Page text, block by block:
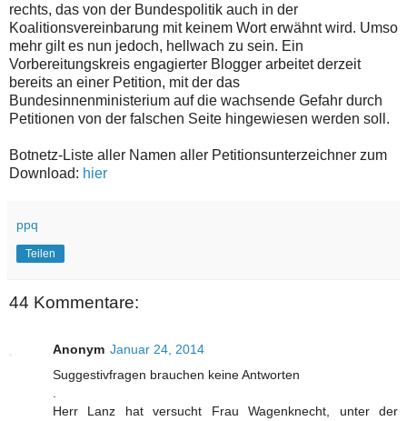
rechts, das von der Bundespolitik auch in der
Koalitionsvereinbarung mit keinem Wort erwähnt wird. Umso
mehr gilt es nun jedoch, hellwach zu sein. Ein
Vorbereitungskreis engagierter Blogger arbeitet derzeit
bereits an einer Petition, mit der das
Bundesinnenministerium auf die wachsende Gefahr durch
Petitionen von der falschen Seite hingewiesen werden soll.
Botnetz-Liste aller Namen aller Petitionsunterzeichner zum
Download: hier
ppq
Teilen
44 Kommentare:
Anonym Januar 24, 2014
Suggestivfragen brauchen keine Antworten
Herr Lanz hat versucht Frau Wagenknecht, unter der